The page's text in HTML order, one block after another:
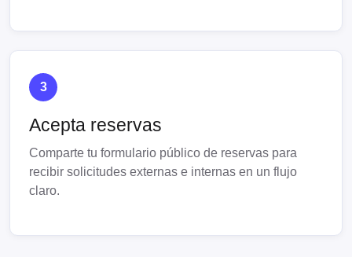
3
Acepta reservas
Comparte tu formulario público de reservas para
recibir solicitudes externas e internas en un flujo
claro.